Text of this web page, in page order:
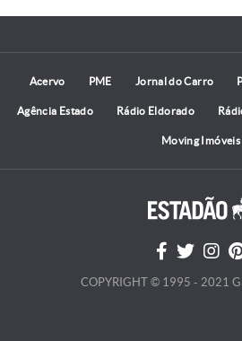
Acervo PME Jornal do Carro
Agência Estado Rádio Eldorado
Moving Imóveis
COPYRIGHT © 1995 - 2021